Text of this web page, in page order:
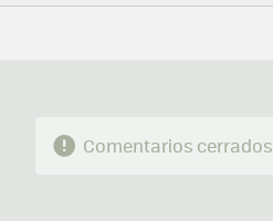
FACEBOOK
TWITTERFLIPBOARD
E-
WHATSAPP
Comentarios cerrados